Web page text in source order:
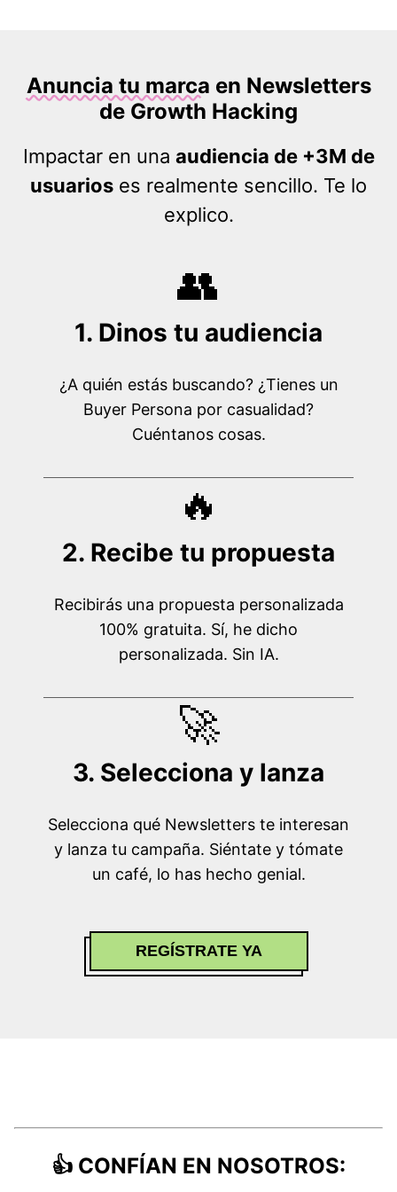
Anuncia tu marca en Newsletters
de Growth Hacking
Impactar en una audiencia de +3M de
usuarios es realmente sencillo. Te lo
explico.
👥
1. Dinos tu audiencia
¿A quién estás buscando? ¿Tienes un
Buyer Persona por casualidad?
Cuéntanos cosas.
🔥
2. Recibe tu propuesta
Recibirás una propuesta personalizada
100% gratuita. Sí, he dicho
personalizada. Sin IA.
🚀
3. Selecciona y lanza
Selecciona qué Newsletters te interesan
y lanza tu campaña. Siéntate y tómate
un café, lo has hecho genial.
REGÍSTRATE YA
👍 CONFÍAN EN NOSOTROS: